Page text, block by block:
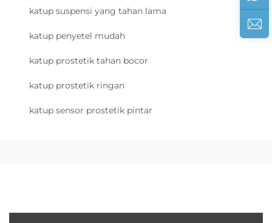
katup suspensi yang tahan lama
katup penyetel mudah
katup prostetik tahan bocor
katup prostetik ringan
katup sensor prostetik pintar